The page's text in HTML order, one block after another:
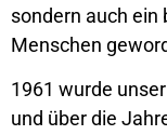
sondern auch ein
Menschen
1961 wurde
und über die